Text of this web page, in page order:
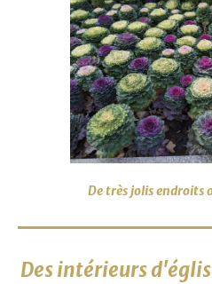
De très jolis endroits
Des intérieurs